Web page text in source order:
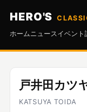
HERO'S
ホーム ニュースイベント
戸井田カツ
KATSUYA TOIDA